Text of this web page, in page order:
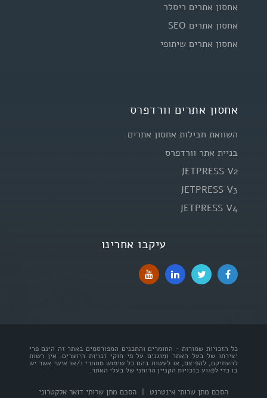
אחסון אתרים ריסלר
אחסון אתרים SEO
אחסון אתרים שיתופי
אחסון אתרים וורדפרס
השוואת חבילות אחסון אתרים
בניית אתר וורדפרס
JETPRESS V2
JETPRESS V3
JETPRESS V4
עיקבו אחרינו
כל הזכויות שמורות - החומרים והתכנים המפורסמים באתר זה הינם פרי
יצירתו של בעל האתר ומוגנים על פי חוקי זכויות היוצרים. אין רשות
להעתיקם, להפיצם, או לעשות בהם כל שימוש מסחרי ו/או אישי אשר יש
בו כדי לפגוע בזכויות הקניין הרוחני של בעלי האתר.
הסכם מתן שרותי אינטרנט | הסכם מתן שרותי דואר אלקטרוני